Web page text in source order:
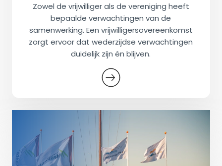
Zowel de vrijwilliger als de vereniging heeft
bepaalde verwachtingen van de
samenwerking. Een vrijwilligersovereenkomst
zorgt ervoor dat wederzijdse verwachtingen
duidelijk zijn én blijven.